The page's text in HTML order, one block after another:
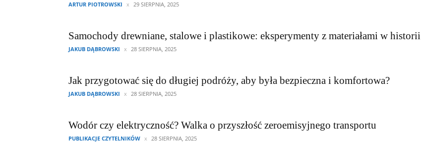
ARTUR PIOTROWSKI 29 SIERPNIA, 2025
Samochody drewniane, stalowe i plastikowe: eksperymenty z materiałami w historii
JAKUB DĄBROWSKI 28 SIERPNIA, 2025
Jak przygotować się do długiej podróży, aby była bezpieczna i komfortowa?
JAKUB DĄBROWSKI 28 SIERPNIA, 2025
Wodór czy elektryczność? Walka o przyszłość zeroemisyjnego transportu
PUBLIKACJE CZYTELNIKÓW 28 SIERPNIA, 2025